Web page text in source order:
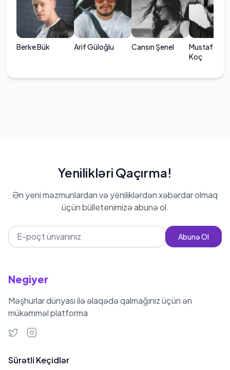
Berke Bük Arif Güloğlu Cansın Şenel
Mustafa
Koç
Yenilikləri Qaçırma!
Ən yeni məzmunlardan və yeniliklərdən xəbərdar olmaq
üçün bülletenimizə abunə ol.
Abunə Ol
Negiyer
Məşhurlar dünyası ilə əlaqədə qalmağınız üçün ən
mükəmməl platforma
Sürətli Keçidlər